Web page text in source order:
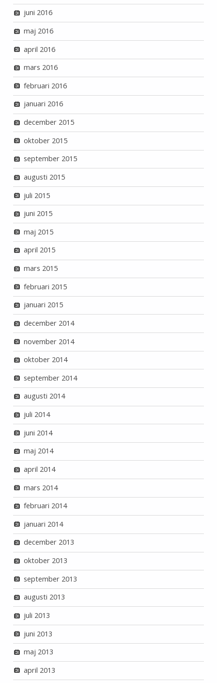
juni 2016
maj 2016
april 2016
mars 2016
februari 2016
januari 2016
december 2015
oktober 2015
september 2015
augusti 2015
juli 2015
juni 2015
maj 2015
april 2015
mars 2015
februari 2015
januari 2015
december 2014
november 2014
oktober 2014
september 2014
augusti 2014
juli 2014
juni 2014
maj 2014
april 2014
mars 2014
februari 2014
januari 2014
december 2013
oktober 2013
september 2013
augusti 2013
juli 2013
juni 2013
maj 2013
april 2013